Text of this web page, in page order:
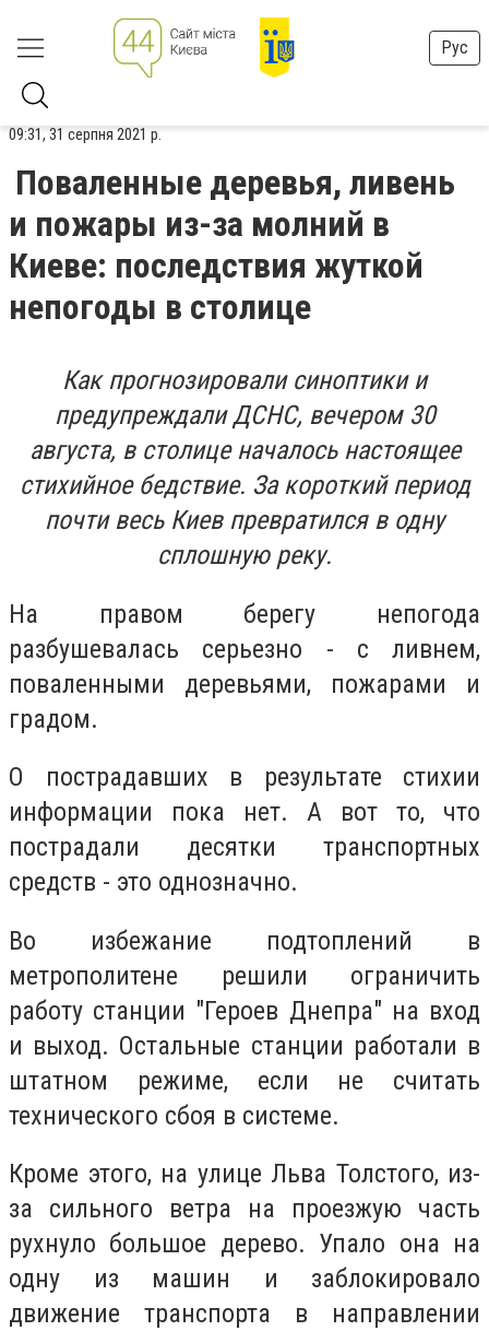
Рус
09:31, 31 серпня 2021 р.
Поваленные деревья, ливень
и пожары из-за молний в
Киеве: последствия жуткой
непогоды в столице
Как прогнозировали синоптики и
предупреждали ДСНС, вечером 30
августа, в столице началось настоящее
стихийное бедствие. За короткий период
почти весь Киев превратился в одну
сплошную реку.
На правом берегу непогода
разбушевалась серьезно - с ливнем,
поваленными деревьями, пожарами и
градом.
О пострадавших в результате стихии
информации пока нет. А вот то, что
пострадали десятки транспортных
средств - это однозначно.
Во избежание подтоплений в
метрополитене решили ограничить
работу станции "Героев Днепра" на вход
и выход. Остальные станции работали в
штатном режиме, если не считать
технического сбоя в системе.
Кроме этого, на улице Льва Толстого, из-
за сильного ветра на проезжую часть
рухнуло большое дерево. Упало она на
одну из машин и заблокировало
движение транспорта в направлении